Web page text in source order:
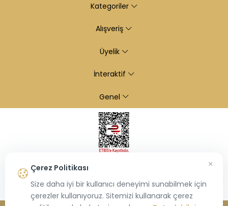
Kategoriler
Alışveriş
Üyelik
İnteraktif
Genel
Çerez Politikası
Size daha iyi bir kullanıcı deneyimi sunabilmek için
çerezler kullanıyoruz. Sitemizi kullanarak çerez
×